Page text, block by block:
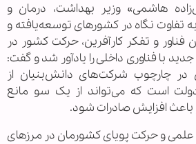
هاشمی» وزیر بهداشت، درمان و
تفاوت نگاه در کشورهای توسعه‌یافته و
و تفکر کارآفرین، حرکت کشور در
با فناوری داخلی را یادآور شد و گفت:
در چارچوب شرکت‌های دانش‌بنیان از
است که می‌تواند از یک سو مانع
افزایش صادرات شود.
علمی و حرکت پویای کشورمان در مرزهای